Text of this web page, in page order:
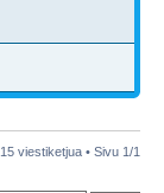
15 viestiketjua • Sivu 1/1